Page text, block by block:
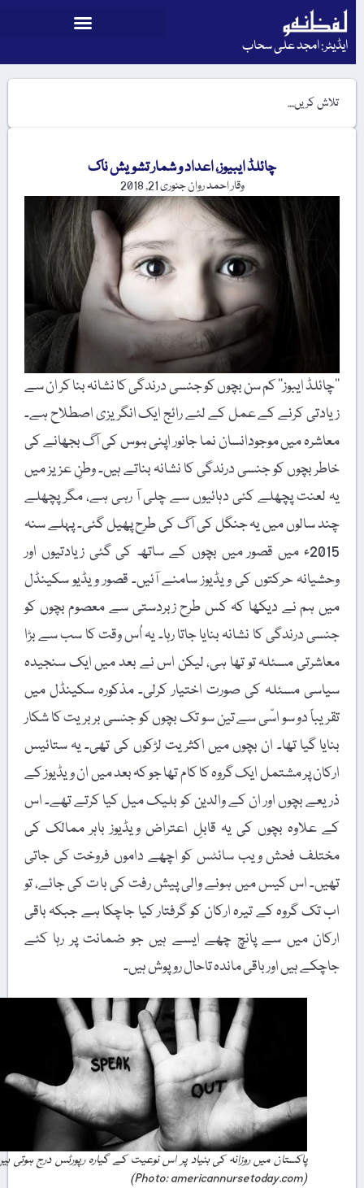
ایڈیٹر: امجد علی سحاب
چائلڈ ایبیوز، اعداد و شمار تشویش ناک
وقار احمد روانجنوری 21, 2018
’’چائلڈ ایبوز‘‘ کم سن بچوں کو جنسی درندگی کا نشانہ بنا کر ان سے
زیادتی کرنے کے عمل کے لئے رائج ایک انگریزی اصطلاح ہے۔
معاشرہ میں موجودانسان نما جانور اپنی ہوس کی آگ بجھانے کی
خاطر بچوں کو جنسی درندگی کا نشانہ بناتے ہیں۔ وطنِ عزیز میں
یہ لعنت پچھلے کئی دہائیوں سے چلی آ رہی ہے، مگر پچھلے
چند سالوں میں یہ جنگل کی آگ کی طرح پھیل گئی۔ پہلے سنہ
2015ء میں قصور میں بچوں کے ساتھ کی گئی زیادتیوں اور
وحشیانہ حرکتوں کی ویڈیوز سامنے آئیں۔ قصور ویڈیو سکینڈل
میں ہم نے دیکھا کہ کس طرح زبردستی سے معصوم بچوں کو
جنسی درندگی کا نشانہ بنایا جاتا رہا۔ یہ اُس وقت کا سب سے بڑا
معاشرتی مسئلہ تو تھا ہی، لیکن اس نے بعد میں ایک سنجیدہ
سیاسی مسئلہ کی صورت اختیار کرلی۔ مذکورہ سکینڈل میں
تقریباً دو سو اسّی سے تین سو تک بچوں کو جنسی بربریت کا شکار
بنایا گیا تھا۔ ان بچوں میں اکثریت لڑکوں کی تھی۔ یہ ستائیس
ارکان پر مشتمل ایک گروہ کا کام تھا جو کہ بعد میں ان ویڈیوز کے
ذریعے بچوں اور ان کے والدین کو بلیک میل کیا کرتے تھے۔ اس
کے علاوہ بچوں کی یہ قابلِ اعتراض ویڈیوز باہر ممالک کی
مختلف فحش ویب سائٹس کو اچھے داموں فروخت کی جاتی
تھیں۔ اس کیس میں ہونے والی پیش رفت کی بات کی جائے، تو
اب تک گروہ کے تیرہ ارکان کو گرفتار کیا جاچکا ہے جبکہ باقی
ارکان میں سے پانچ چھے ایسے ہیں جو ضمانت پر رہا کئے
جاچکے ہیں اور باقی ماندہ تاحال روپوش ہیں۔
پاکستان میں روزانہ کی بنیاد پر اس نوعیت کے گیارہ رپورٹس درج ہوتی ہیں۔